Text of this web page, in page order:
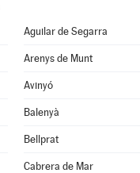
Aguilar de Segarra
Arenys de Munt
Avinyó
Balenyà
Bellprat
Cabrera de Mar